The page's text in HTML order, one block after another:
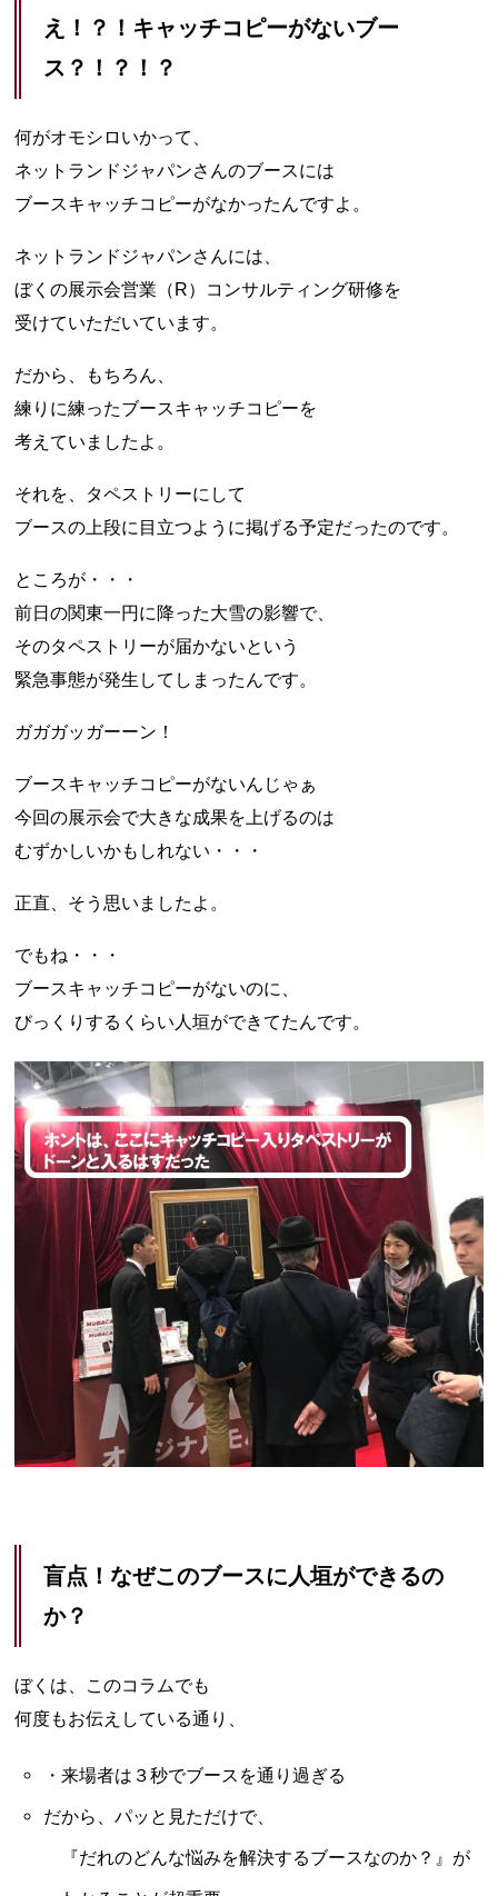
え！？！キャッチコピーがないブー
ス？！？！？
何がオモシロいかって、
ネットランドジャパンさんのブースには
ブースキャッチコピーがなかったんですよ。
ネットランドジャパンさんには、
ぼくの展示会営業（R）コンサルティング研修を
受けていただいています。
だから、もちろん、
練りに練ったブースキャッチコピーを
考えていましたよ。
それを、タペストリーにして
ブースの上段に目立つように掲げる予定だったのです。
ところが・・・
前日の関東一円に降った大雪の影響で、
そのタペストリーが届かないという
緊急事態が発生してしまったんです。
ガガガッガーーン！
ブースキャッチコピーがないんじゃぁ
今回の展示会で大きな成果を上げるのは
むずかしいかもしれない・・・
正直、そう思いましたよ。
でもね・・・
ブースキャッチコピーがないのに、
びっくりするくらい人垣ができてたんです。
盲点！なぜこのブースに人垣ができるの
か？
ぼくは、このコラムでも
何度もお伝えしている通り、
・来場者は３秒でブースを通り過ぎる
だから、パッと見ただけで、
『だれのどんな悩みを解決するブースなのか？』が